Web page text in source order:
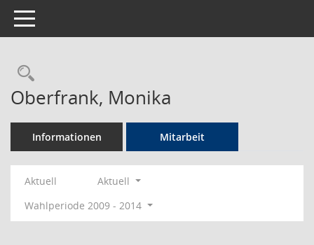
Toggle navigation
Rechercheauswahl
Oberfrank, Monika
Informationen Mitarbeit
Aktuell
Aktuell
Wahlperiode 2009 - 2014